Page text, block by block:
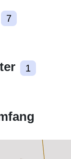
7
1